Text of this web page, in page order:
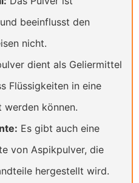
beeinflusst den
nicht.
dient als Geliermittel
Flüssigkeiten in eine
können.
Es gibt auch eine
von Aspikpulver, die
hergestellt wird.